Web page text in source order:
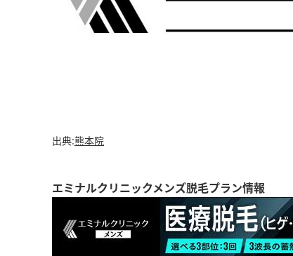
出典:熊本院
エミナルクリニックメンズ脱毛プラン情報